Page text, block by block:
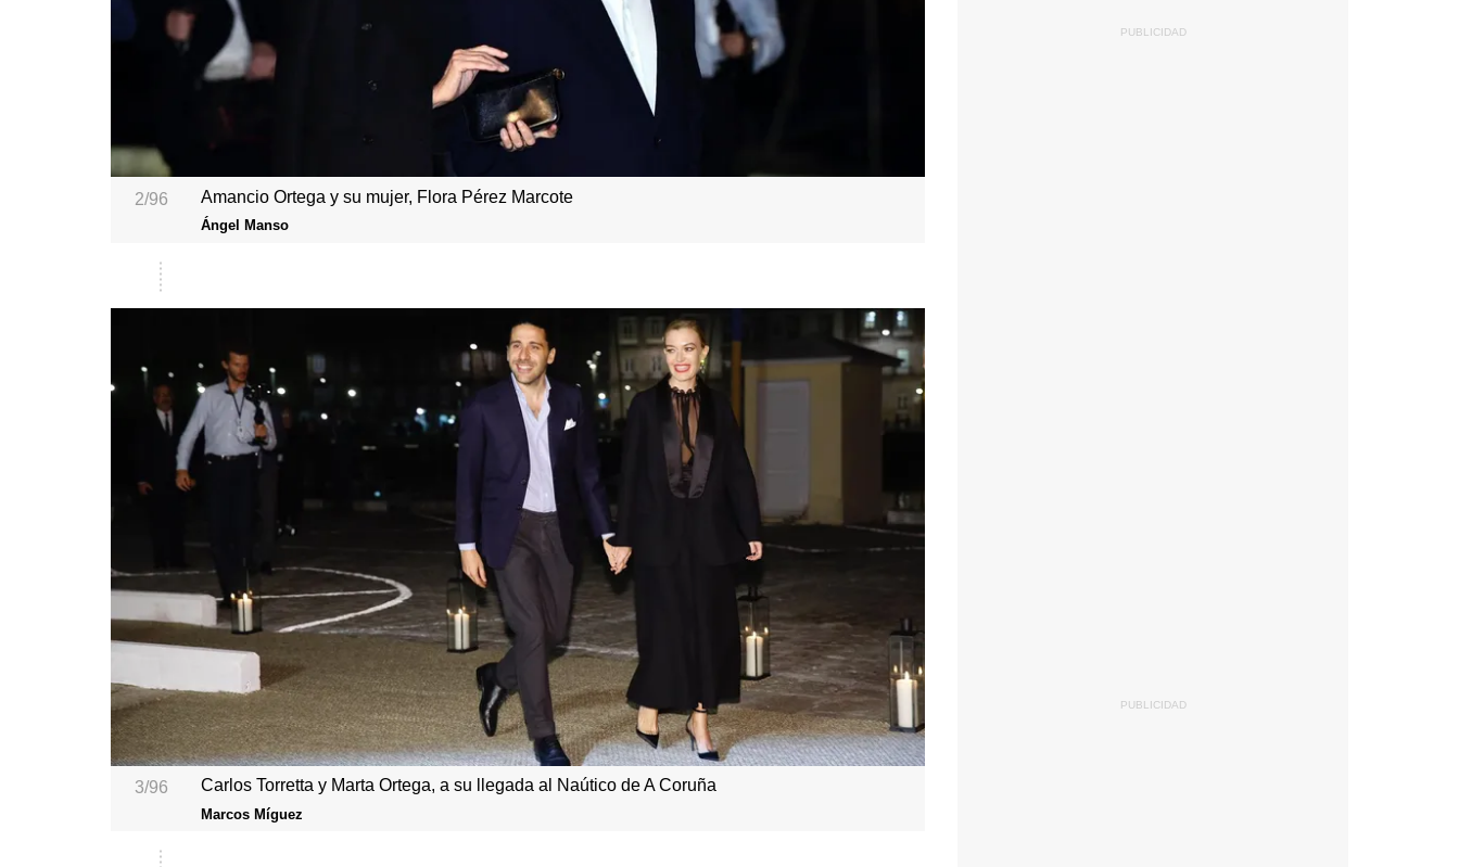
2/96 Amancio Ortega y su mujer, Flora Pérez Marcote
Ángel Manso
3/96 Carlos Torretta y Marta Ortega, a su llegada al Naútico de A Coruña
Marcos Míguez